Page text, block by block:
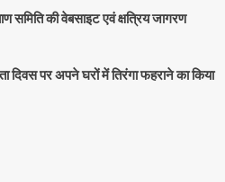
समिति की वेबसाइट एवं क्षत्रिय जागरण
दिवस पर अपने घरों में तिरंगा फहराने का किया